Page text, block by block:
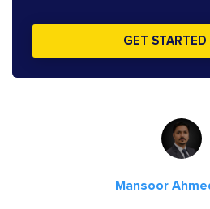
GET STARTED
Mansoor